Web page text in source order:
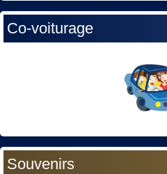
Co-voiturage
Souvenirs